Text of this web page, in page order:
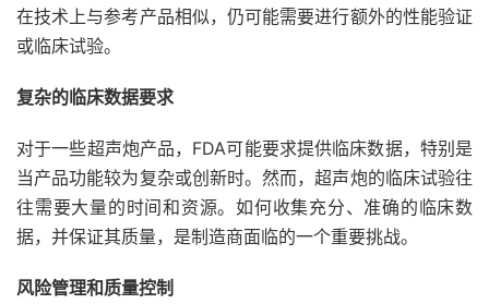
在技术上与参考产品相似，仍可能需要进行额外的性能验证
或临床试验。
复杂的临床数据要求
对于一些超声炮产品，FDA可能要求提供临床数据，特别是
当产品功能较为复杂或创新时。然而，超声炮的临床试验往
往需要大量的时间和资源。如何收集充分、准确的临床数
据，并保证其质量，是制造商面临的一个重要挑战。
风险管理和质量控制